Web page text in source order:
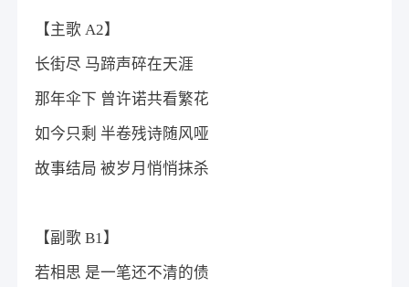
【主歌 A2】
长街尽 马蹄声碎在天涯
那年伞下 曾许诺共看繁花
如今只剩 半卷残诗随风哑
故事结局 被岁月悄悄抹杀
【副歌 B1】
若相思 是一笔还不清的债